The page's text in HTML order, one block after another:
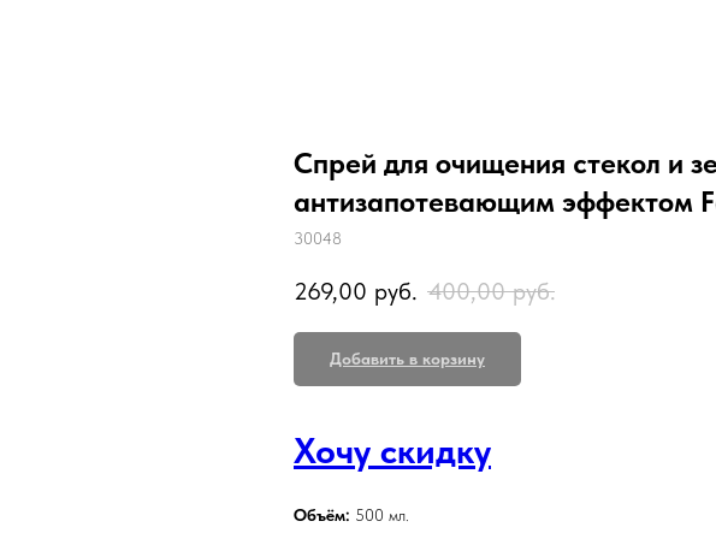
Спрей для очищения стекол и
антизапотевающим эффектом
30048
269,00 руб. 400,00 руб.
Добавить в корзину
Хочу скидку
Объём: 500 мл.